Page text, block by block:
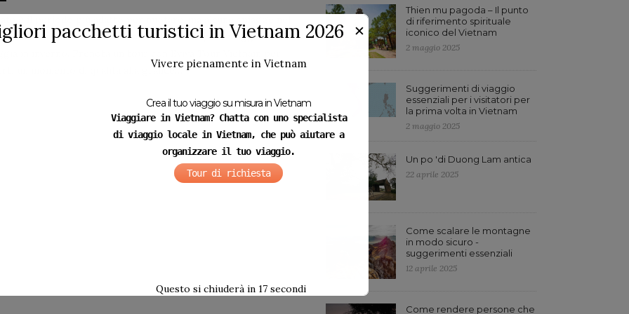
e nel sud del Vietnam sono adatte anche per i viaggi in
un momento di qualità alla grande…
Thien mu pagoda – Il punto
di riferimento spirituale
iconico del Vietnam
2 maggio 2025
Suggerimenti di viaggio
essenziali per i visitatori per
la prima volta in Vietnam
2 maggio 2025
Un po 'di Duong Lam antica
22 aprile 2025
Come scalare le montagne
in modo sicuro -
suggerimenti essenziali
12 aprile 2025
Come rendere persone che
pacchetti turistici in Vietnam 2026 ✕
Vivere pienamente in Vietnam
Crea il tuo viaggio su misura in Vietnam
Viaggiare in Vietnam? Chatta con uno specialista
di viaggio locale in Vietnam, che può aiutare a
organizzare il tuo viaggio.
Tour di richiesta
Questo si chiuderà in 17 secondi